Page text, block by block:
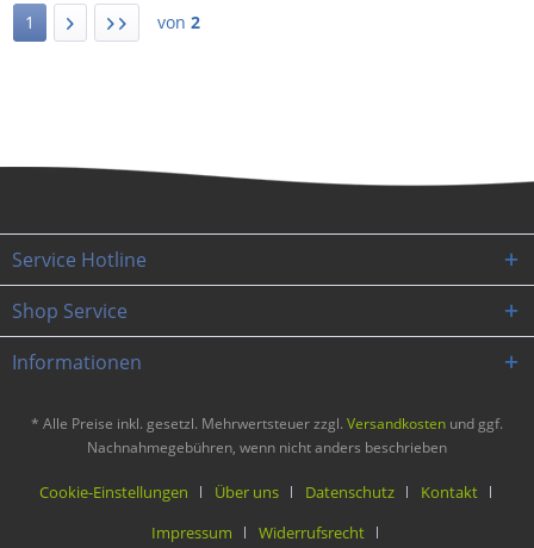
1 von 2
Service Hotline
Shop Service
Informationen
* Alle Preise inkl. gesetzl. Mehrwertsteuer zzgl. Versandkosten und ggf.
Nachnahmegebühren, wenn nicht anders beschrieben
Cookie-Einstellungen Über uns Datenschutz
Kontakt
Impressum
Widerrufsrecht